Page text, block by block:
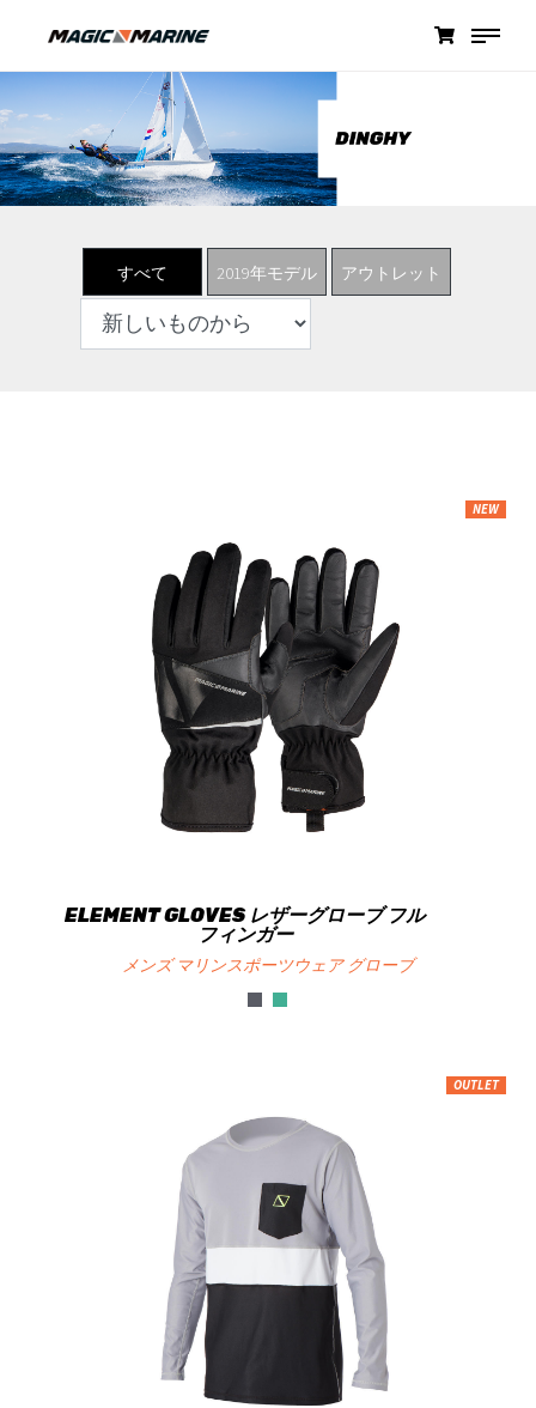
すべて 2019年モデル アウトレット
NEW
ELEMENT GLOVES レザーグローブ フル
フィンガー
メンズ マリンスポーツウェア グローブ
OUTLET